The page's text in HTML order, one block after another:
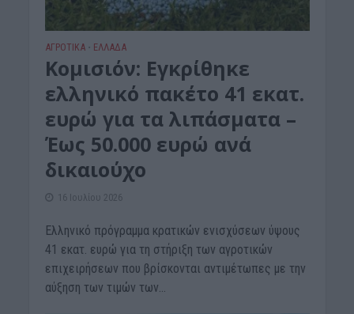
ΑΓΡΟΤΙΚΑ • ΕΛΛΑΔΑ
Κομισιόν: Εγκρίθηκε
ελληνικό πακέτο 41 εκατ.
ευρώ για τα λιπάσματα –
Έως 50.000 ευρώ ανά
δικαιούχο
16 Ιουλίου 2026
Ελληνικό πρόγραμμα κρατικών ενισχύσεων ύψους
41 εκατ. ευρώ για τη στήριξη των αγροτικών
επιχειρήσεων που βρίσκονται αντιμέτωπες με την
αύξηση των τιμών των...